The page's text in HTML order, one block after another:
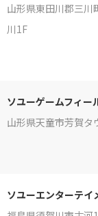
山形県東田川郡三
川1F
ソユーゲームフィー
山形県天童市芳賀タ
ソユーエンターテイ